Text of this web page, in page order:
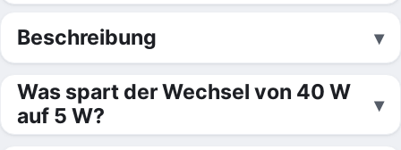
Beschreibung
Was spart der Wechsel von 40 W
auf 5 W?